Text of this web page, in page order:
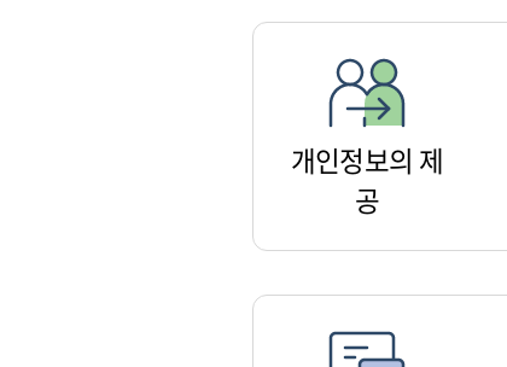
개인정보의 제
공